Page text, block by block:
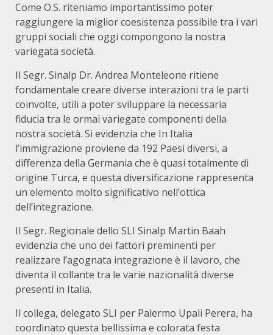
Come O.S. riteniamo importantissimo poter
raggiungere la miglior coesistenza possibile tra i vari
gruppi sociali che oggi compongono la nostra
variegata società.
Il Segr. Sinalp Dr. Andrea Monteleone ritiene
fondamentale creare diverse interazioni tra le parti
coinvolte, utili a poter sviluppare la necessaria
fiducia tra le ormai variegate componenti della
nostra società. Si evidenzia che In Italia
l’immigrazione proviene da 192 Paesi diversi, a
differenza della Germania che è quasi totalmente di
origine Turca, e questa diversificazione rappresenta
un elemento molto significativo nell’ottica
dell’integrazione.
Il Segr. Regionale dello SLI Sinalp Martin Baah
evidenzia che uno dei fattori preminenti per
realizzare l’agognata integrazione è il lavoro, che
diventa il collante tra le varie nazionalità diverse
presenti in Italia.
Il collega, delegato SLI per Palermo Upali Perera, ha
coordinato questa bellissima e colorata festa